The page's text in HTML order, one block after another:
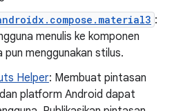
:
menulis ke komponen
pun menggunakan stilus.
Helper: Membuat pintasan
platform Android dapat